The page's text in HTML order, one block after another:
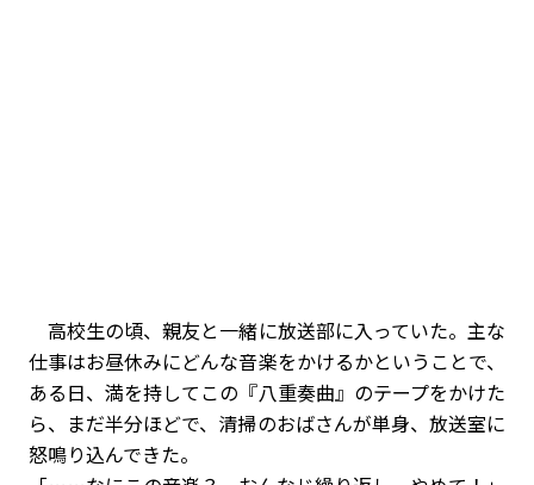
高校生の頃、親友と一緒に放送部に入っていた。主な
仕事はお昼休みにどんな音楽をかけるかということで、
ある日、満を持してこの『八重奏曲』のテープをかけた
ら、まだ半分ほどで、清掃のおばさんが単身、放送室に
怒鳴り込んできた。